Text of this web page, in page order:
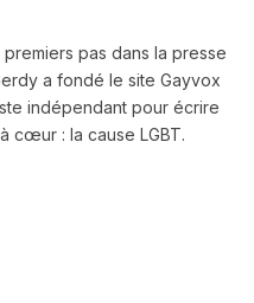
pas dans la presse
a fondé le site Gayvox
indépendant pour écrire
cœur : la cause LGBT.